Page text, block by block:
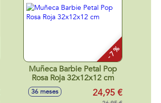
- 7 %
Muñeca Barbie Petal Pop
Rosa Roja 32x12x12 cm
36 meses 24,95 €